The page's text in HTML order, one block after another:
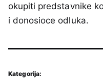
okupiti predstavnike
i donosioce odluka.
Kategorija: